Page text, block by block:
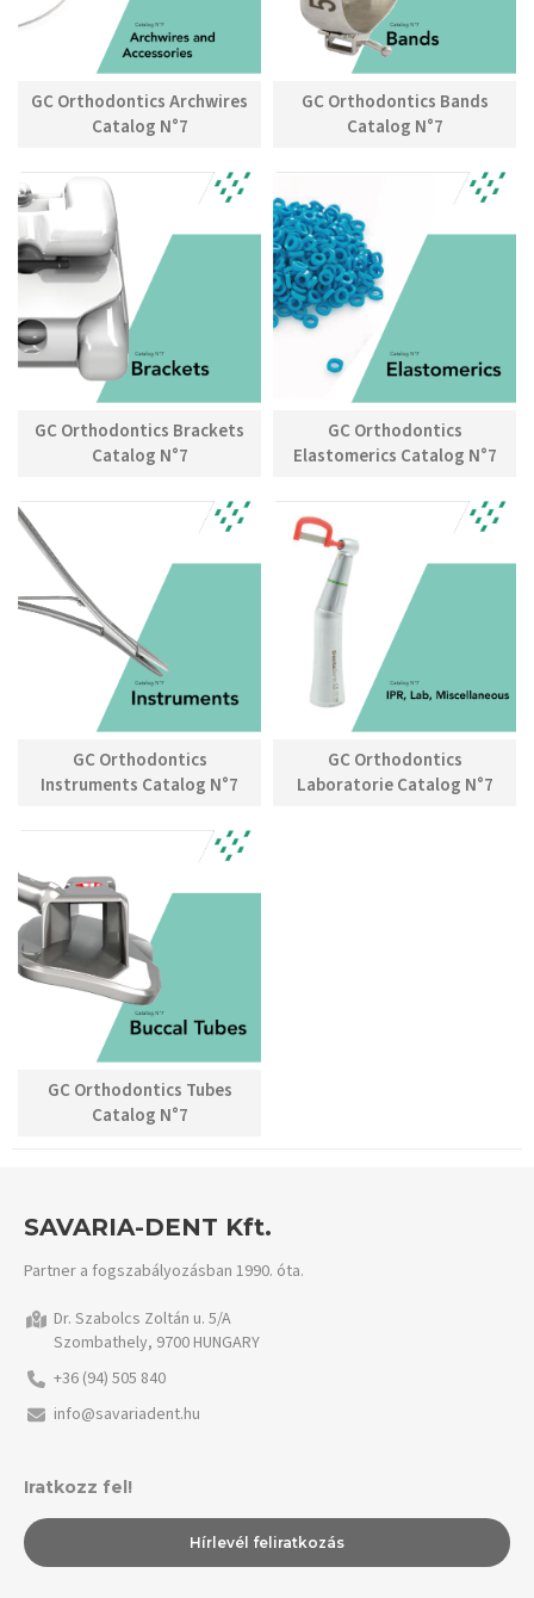
GC Orthodontics Archwires
Catalog N°7
GC Orthodontics Bands
Catalog N°7
GC Orthodontics Brackets
Catalog N°7
GC Orthodontics
Elastomerics Catalog N°7
GC Orthodontics
Instruments Catalog N°7
GC Orthodontics
Laboratorie Catalog N°7
GC Orthodontics Tubes
Catalog N°7
SAVARIA-DENT Kft.
Partner a fogszabályozásban 1990. óta.
Dr. Szabolcs Zoltán u. 5/A
Szombathely, 9700 HUNGARY
+36 (94) 505 840
info@savariadent.hu
Iratkozz fel!
Hírlevél feliratkozás